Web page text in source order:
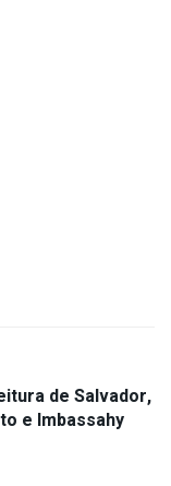
de Salvador,
e Imbassahy